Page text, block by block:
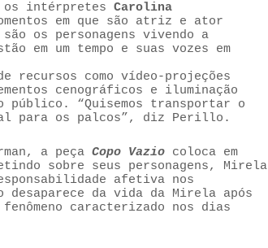
os intérpretes Carolina
em que são atriz e ator
os personagens vivendo a
em um tempo e suas vozes em
recursos como vídeo-projeções
cenográficos e iluminação
público. “Quisemos transportar o
para os palcos”, diz Perillo.
a peça Copo Vazio coloca em
sobre seus personagens, Mirela
afetiva nos
desaparece da vida da Mirela após
caracterizado nos dias